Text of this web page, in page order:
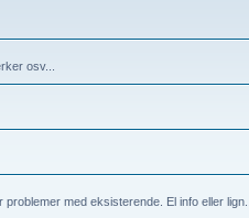
osv...
med eksisterende. El info eller lign...